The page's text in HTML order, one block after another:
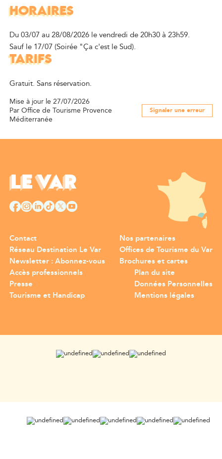
HORAIRES
Du 03/07 au 28/08/2026 le vendredi de 20h30 à 23h59.
Sauf le 17/07 (Soirée "Ça c'est le Sud).
TARIFS
Gratuit. Sans réservation.
Mise à jour le 27/07/2026
Par Office de Tourisme Provence
Méditerranée
Signaler une erreur
Contact
Réseau Destination Le Var
Newsletter : Abonnez-vous
Nos partenaires
Offices de Tourisme du Var
Brochures et cartes
Accès professionnels
Presse
Tourisme et Handicap
Plan du site
Données Personnelles
Mentions légales